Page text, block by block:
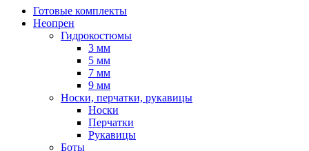
Готовые комплекты
Неопрен
Гидрокостюмы
3 мм
5 мм
7 мм
9 мм
Носки, перчатки, рукавицы
Носки
Перчатки
Рукавицы
Боты